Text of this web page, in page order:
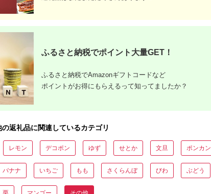
楽天ふるさと納税「訳あ
り」返礼品特集！人気ラン
キングも紹介
ふるさと納税でポイント大量GET！
ふるさと納税でAmazonギフトコードなど
ポイントがお得にもらえるって知ってましたか？
返礼品に関連しているカテゴリ
レモン デコポン ゆず せとか 文旦 ポンカン
バナナ いちご もも さくらんぼ びわ ぶどう